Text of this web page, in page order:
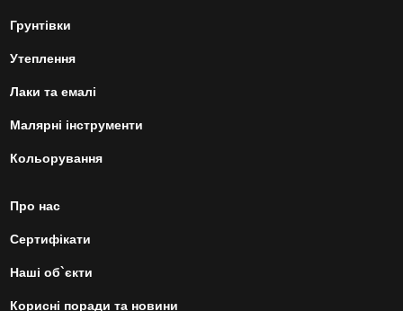
Грунтівки
Утеплення
Лаки та емалі
Малярні інструменти
Кольорування
Про нас
Сертифікати
Наші об`єкти
Корисні поради та новини